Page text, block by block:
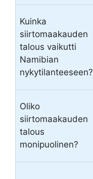
Kuinka
siirtomaakauden
talous vaikutti
Namibian
nykytilanteeseen?
Oliko
siirtomaakauden
talous
monipuolinen?